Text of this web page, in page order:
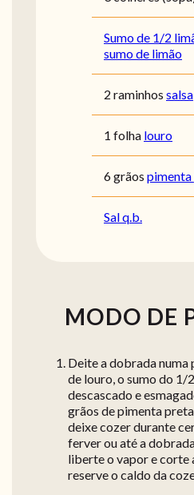
Sumo de 1/2
sumo de limão
2 raminhos salsa
1 folha louro
6 grãos
Sal q.b.
MODO DE
Deite a dobrada numa
de louro, o sumo do 1/
descascado e
grãos de pimenta
deixe cozer durante
ferver ou até a
liberte o vapor e corte
reserve o caldo da